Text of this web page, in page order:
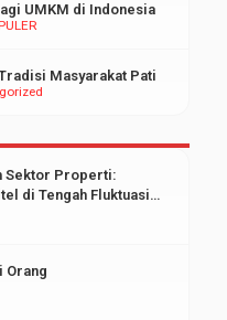
UMKM di Indonesia
Masyarakat Pati
Sektor Properti:
di Tengah Fluktuasi
Orang